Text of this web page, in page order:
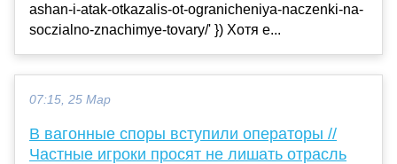
ashan-i-atak-otkazalis-ot-ogranicheniya-naczenki-na-
soczialno-znachimye-tovary/' }) Хотя е...
07:15, 25 Мар
В вагонные споры вступили операторы //
Частные игроки просят не лишать отрасль